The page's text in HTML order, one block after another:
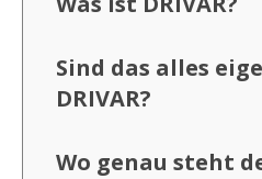
Sind das alles
DRIVAR?
Wo genau steht